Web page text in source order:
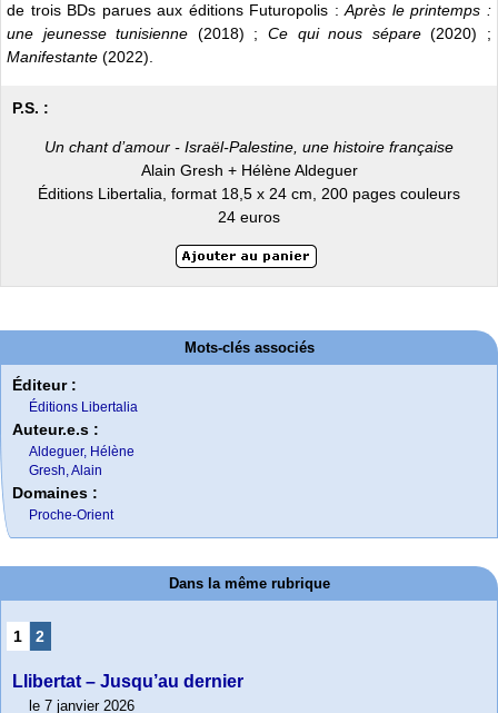
de trois BDs parues aux éditions Futuropolis :Après le printemps :
une jeunesse tunisienne (2018) ;Ce qui nous sépare(2020) ;
Manifestante (2022).
P.S. :
Un chant d’amour - Israël-Palestine, une histoire française
Alain Gresh + Hélène Aldeguer
Éditions Libertalia, format 18,5 x 24 cm, 200 pages couleurs
24 euros
Mots-clés associés
Éditeur :
Éditions Libertalia
Auteur.e.s :
Aldeguer, Hélène
Gresh, Alain
Domaines :
Proche-Orient
Dans la même rubrique
1 2
Llibertat – Jusqu’au dernier
le 7 janvier 2026